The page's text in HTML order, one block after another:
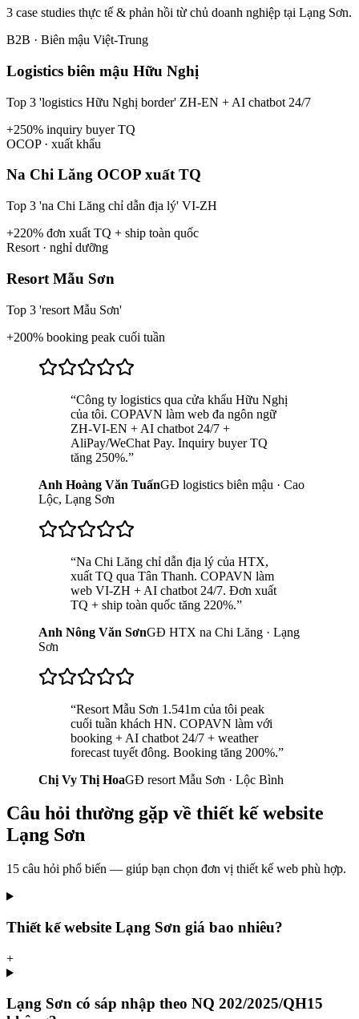
3 case studies thực tế & phản hồi từ chủ doanh nghiệp tại Lạng Sơn.
B2B · Biên mậu Việt-Trung
Logistics biên mậu Hữu Nghị
Top 3 'logistics Hữu Nghị border' ZH-EN + AI chatbot 24/7
+250% inquiry buyer TQ
OCOP · xuất khẩu
Na Chi Lăng OCOP xuất TQ
Top 3 'na Chi Lăng chỉ dẫn địa lý' VI-ZH
+220% đơn xuất TQ + ship toàn quốc
Resort · nghỉ dưỡng
Resort Mẫu Sơn
Top 3 'resort Mẫu Sơn'
+200% booking peak cuối tuần
“Công ty logistics qua cửa khẩu Hữu Nghị
của tôi. COPAVN làm web đa ngôn ngữ
ZH-VI-EN + AI chatbot 24/7 +
AliPay/WeChat Pay. Inquiry buyer TQ
tăng 250%.”
Anh Hoàng Văn TuấnGĐ logistics biên mậu · Cao
Lộc, Lạng Sơn
“Na Chi Lăng chỉ dẫn địa lý của HTX,
xuất TQ qua Tân Thanh. COPAVN làm
web VI-ZH + AI chatbot 24/7. Đơn xuất
TQ + ship toàn quốc tăng 220%.”
Anh Nông Văn SơnGĐ HTX na Chi Lăng · Lạng
Sơn
“Resort Mẫu Sơn 1.541m của tôi peak
cuối tuần khách HN. COPAVN làm với
booking + AI chatbot 24/7 + weather
forecast tuyết đông. Booking tăng 200%.”
Chị Vy Thị HoaGĐ resort Mẫu Sơn · Lộc Bình
Câu hỏi thường gặp về thiết kế website
Lạng Sơn
15 câu hỏi phổ biến — giúp bạn chọn đơn vị thiết kế web phù hợp.
Thiết kế website Lạng Sơn giá bao nhiêu?
+
Lạng Sơn có sáp nhập theo NQ 202/2025/QH15